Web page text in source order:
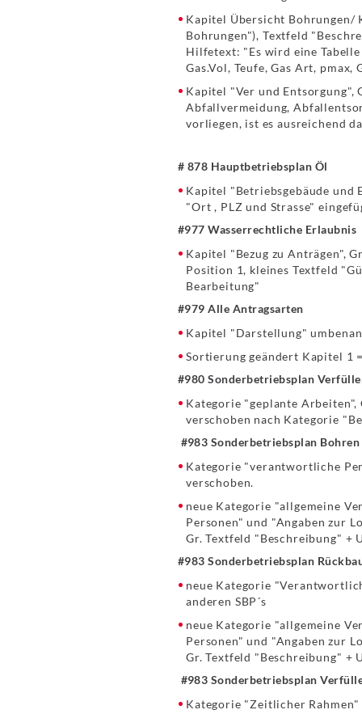
Kapitel Übersicht Bohrungen/
Bohrungen"), Textfeld
Hilfetext: "Es wird eine
Gas.Vol, Teufe, Gas Art,
Kapitel "Ver und Entsorgung",
Abfallvermeidung,
vorliegen, ist es ausreichend
# 878 Hauptbetriebsplan Öl
Kapitel "Betriebsgebäude und
"Ort , PLZ und Strasse"
#977 Wasserrechtliche Erlaubnis
Kapitel "Bezug zu Anträgen",
Position 1, kleines Textfeld
Bearbeitung"
#979 Alle Antragsarten
Kapitel "Darstellung"
Sortierung geändert Kapitel 1
#980 Sonderbetriebsplan
Kategorie "geplante
verschoben nach Kategorie
#983 Sonderbetriebsplan Bohren
Kategorie "verantwortliche
verschoben.
neue Kategorie "allgemeine
Personen" und "Angaben zur
Gr. Textfeld "Beschreibung" +
#983 Sonderbetriebsplan
neue Kategorie
anderen SBP´s
neue Kategorie "allgemeine
Personen" und "Angaben zur
Gr. Textfeld "Beschreibung" +
#983 Sonderbetriebsplan
Kategorie "Zeitlicher